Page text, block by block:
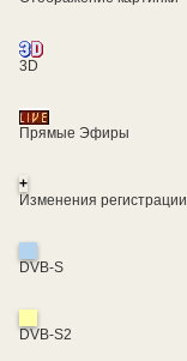
3D
Прямые Эфиры
+
Изменения регистрации
DVB-S
DVB-S2